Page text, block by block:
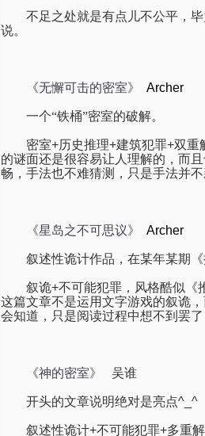
不足之处就是有点儿不公平，
说。
《无懈可击的密室》 Archer
一个“铁桶”密室的破解。
密室+历史推理+建筑犯罪+双重
的谜面还是很容易让人理解的，而
畅，手法也不难猜测，只是手法并
《星岛之不可思议》 Archer
叙述性诡计作品，在某年某期
叙诡+不可能犯罪，风格酷似《
这篇文章不是运用文字游戏的叙诡
会知道，只是阅读过程中想不到罢
《神的密室》 吴谁
开头的文章说明绝对是亮点^_^
叙述性诡计+不可能犯罪+多重